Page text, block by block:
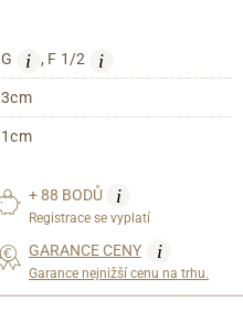
G i , F 1/2 i
3cm
1cm
+ 88 BODŮ i
Registrace se vyplatí
GARANCE CENY i
Garance nejnižší cenu na trhu.